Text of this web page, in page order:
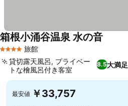
4 ホテルのランク
旅館
箱根小涌谷温泉 水の音
8.5大満足
貸切露天風呂, プライベー
トな檜風呂付き客室
最安値 ￥33,757